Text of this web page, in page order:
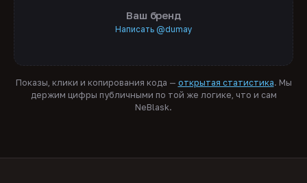
Ваш бренд
Написать @dumay
Показы, клики и копирования кода — открытая статистика. Мы
держим цифры публичными по той же логике, что и сам
NeBlask.